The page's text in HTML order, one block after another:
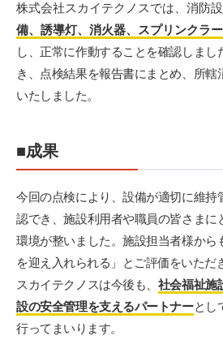
株式会社スカイテクノスでは、消防
備、誘導灯、消火器、スプリンクラ
し、正常に作動することを確認しまし
き、点検結果を報告書にまとめ、所轄
いたしました。
■成果
今回の点検により、設備が適切に維持
認でき、施設利用者や職員の皆さまに
環境が整いました。施設担当者様から
を迎え入れられる」とご評価をいただ
スカイテクノスは今後も、 社会福祉施
設の安全管理を支えるパートナーとし
行ってまいります。